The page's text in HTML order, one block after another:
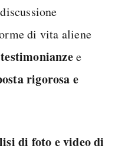
di vita aliene
e
rigorosa e
di foto e video di